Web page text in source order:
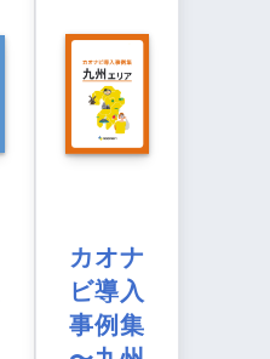
カオナ
ビ導入
事例集